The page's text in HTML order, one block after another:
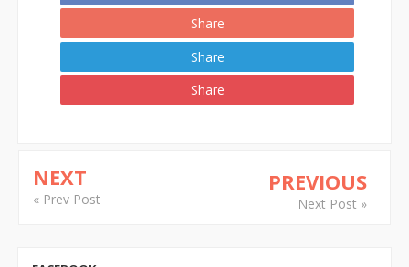
Share
Share
Share
NEXT
« Prev Post
PREVIOUS
Next Post »